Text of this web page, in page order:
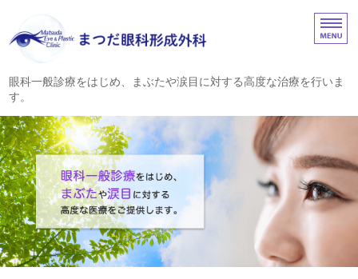
まつだ眼科形成外科｜
眼科一般診療をはじめ、まぶたや涙目に対する高度な治療を行いま
す。
ホーム
診療内容
院長挨拶
眼瞼・涙道の疾患
アクセス